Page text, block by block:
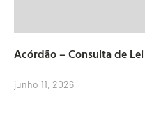
Acórdão – Consulta de Lei
junho 11, 2026